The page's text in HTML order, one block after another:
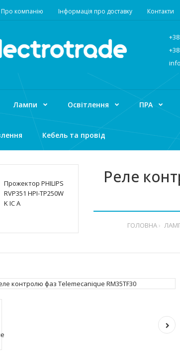
Про компанію Інформація про доставку Контакти
Лампи Освітлення ПРА
Кебель та провід
Прожектор PHILIPS
RVP351 HPI-TP250W
K IC A
Реле
ГОЛОВНА